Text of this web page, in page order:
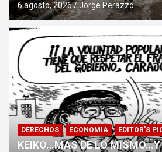
6 agosto, 2026 Jorge Perazzo
DERECHOS ECONOMIA EDITOR'S
KEIKO…MAS DE LO MISMO…Y